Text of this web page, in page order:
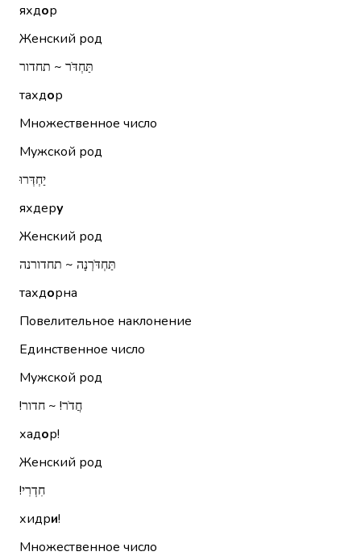
яхдор
Женский род
תַּחְדֹּר ~ תחדור
тахдор
Множественное число
Мужской род
יַחְדְּרוּ
яхдеру
Женский род
תַּחְדֹּרְנָה ~ תחדורנה
тахдорна
Повелительное наклонение
Единственное число
Мужской род
חֲדֹר!‏ ~ חדור!‏
хадор!
Женский род
חִדְרִי!‏
хидри!
Множественное число